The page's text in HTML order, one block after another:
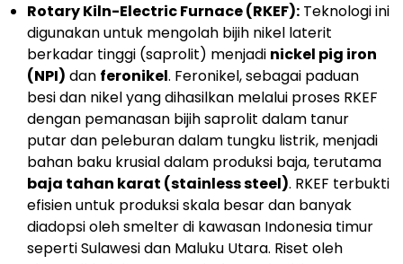
Rotary Kiln-Electric Furnace (RKEF): Teknologi ini
digunakan untuk mengolah bijih nikel laterit
berkadar tinggi (saprolit) menjadi nickel pig iron
(NPI) dan feronikel. Feronikel, sebagai paduan
besi dan nikel yang dihasilkan melalui proses RKEF
dengan pemanasan bijih saprolit dalam tanur
putar dan peleburan dalam tungku listrik, menjadi
bahan baku krusial dalam produksi baja, terutama
baja tahan karat (stainless steel). RKEF terbukti
efisien untuk produksi skala besar dan banyak
diadopsi oleh smelter di kawasan Indonesia timur
seperti Sulawesi dan Maluku Utara. Riset oleh